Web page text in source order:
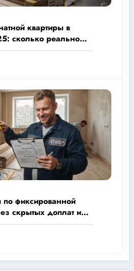
квартиры в
сколько реально
— полный
рублей
по фиксированной
скрытых доплат и